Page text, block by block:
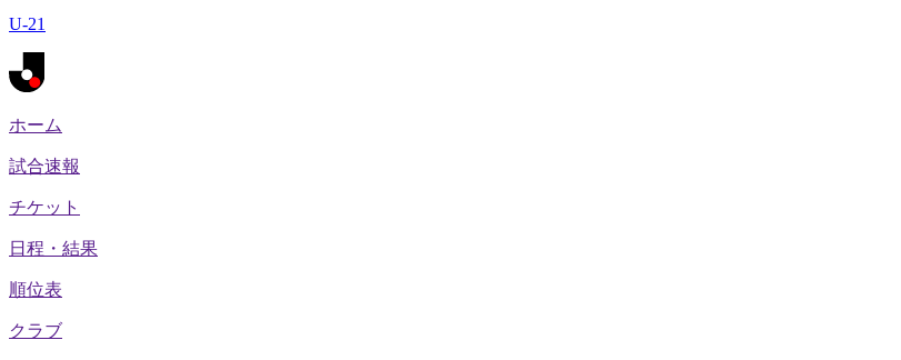
U-21
ホーム
試合速報
チケット
日程・結果
順位表
クラブ